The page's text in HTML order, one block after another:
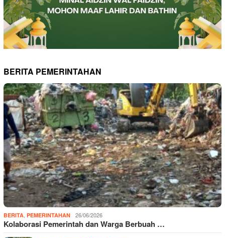
BERITA PEMERINTAHAN
BERITA, PEMERINTAHAN 26/06/2026
Kolaborasi Pemerintah dan Warga Berbuah …